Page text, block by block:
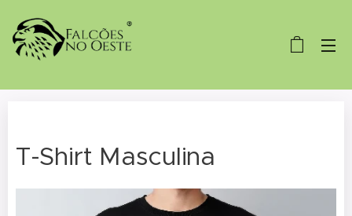
T-Shirt Masculina